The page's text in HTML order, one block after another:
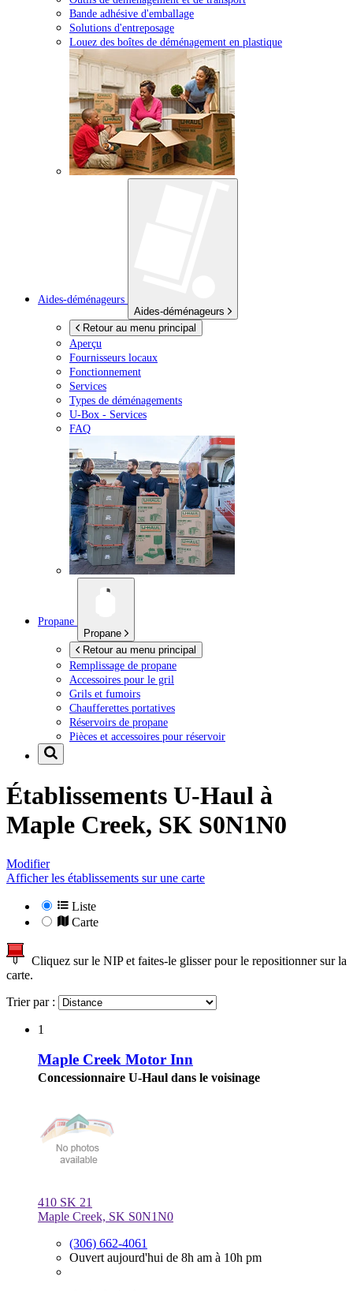
Bande adhésive d'emballage
Solutions d'entreposage
Louez des boîtes de déménagement en plastique
Aides-déménageurs
Aides-déménageurs
Retour au menu principal
Aperçu
Fournisseurs locaux
Fonctionnement
Services
Types de déménagements
U-Box - Services
FAQ
Propane
Propane
Retour au menu principal
Remplissage de propane
Accessoires pour le gril
Grils et fumoirs
Chaufferettes portatives
Réservoirs de propane
Pièces et accessoires pour réservoir
Établissements U-Haul à
Maple Creek, SK S0N1N0
Modifier
Afficher les établissements sur une carte
Liste
Carte
Cliquez sur le NIP et faites-le glisser pour le repositionner sur la
carte.
Trier par :
1
Maple Creek Motor Inn
Concessionnaire U-Haul dans le voisinage
410 SK 21
Maple Creek, SK S0N1N0
(306) 662-4061
Ouvert aujourd'hui de 8h am à 10h pm